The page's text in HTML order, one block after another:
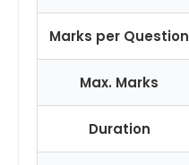
Marks per Question
Max. Marks
Duration